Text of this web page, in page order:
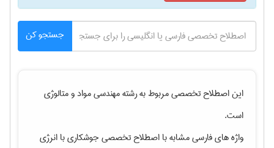
جستجو کن
این اصطلاح تخصصی مربوط به رشتهمهندسی مواد و متالوژی
است.
واژه های فارسی مشابه با اصطلاح تخصصیجوشکاری با انرژی